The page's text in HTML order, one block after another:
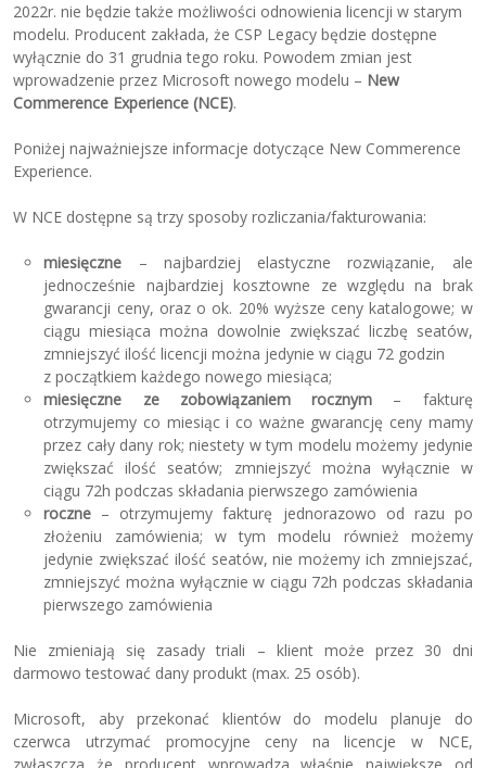
2022r. nie będzie także możliwości odnowienia licencji w starym
modelu. Producent zakłada, że CSP Legacy będzie dostępne
wyłącznie do 31 grudnia tego roku. Powodem zmian jest
wprowadzenie przez Microsoft nowego modelu – New
Commerence Experience (NCE).
Poniżej najważniejsze informacje dotyczące New Commerence
Experience.
W NCE dostępne są trzy sposoby rozliczania/fakturowania:
miesięczne – najbardziej elastyczne rozwiązanie, ale
jednocześnie najbardziej kosztowne ze względu na brak
gwarancji ceny, oraz o ok. 20% wyższe ceny katalogowe; w
ciągu miesiąca można dowolnie zwiększać liczbę seatów,
zmniejszyć ilość licencji można jedynie w ciągu 72 godzin
z początkiem każdego nowego miesiąca;
miesięczne ze zobowiązaniem rocznym – fakturę
otrzymujemy co miesiąc i co ważne gwarancję ceny mamy
przez cały dany rok; niestety w tym modelu możemy jedynie
zwiększać ilość seatów; zmniejszyć można wyłącznie w
ciągu 72h podczas składania pierwszego zamówienia
roczne – otrzymujemy fakturę jednorazowo od razu po
złożeniu zamówienia; w tym modelu również możemy
jedynie zwiększać ilość seatów, nie możemy ich zmniejszać,
zmniejszyć można wyłącznie w ciągu 72h podczas składania
pierwszego zamówienia
Nie zmieniają się zasady triali – klient może przez 30 dni
darmowo testować dany produkt (max. 25 osób).
Microsoft, aby przekonać klientów do modelu planuje do
czerwca utrzymać promocyjne ceny na licencje w NCE,